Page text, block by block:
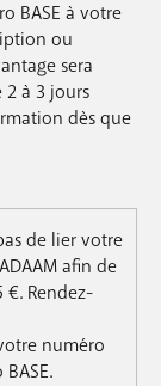
BASE à votre
ou
sera
à 3 jours
dès que
de lier votre
afin de
€. Rendez-
numéro